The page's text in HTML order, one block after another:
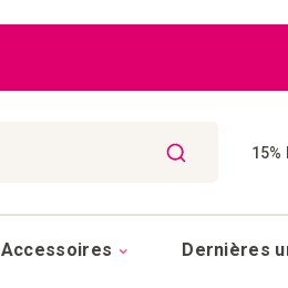
15%
Accessoires Dernières